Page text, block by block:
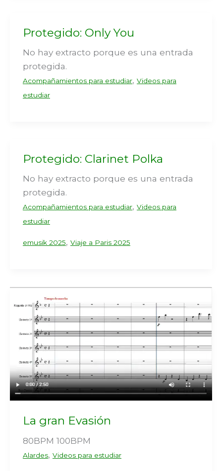
Protegido: Only You
No hay extracto porque es una entrada
protegida.
Acompañamientos para estudiar, Videos para
estudiar
Protegido: Clarinet Polka
No hay extracto porque es una entrada
protegida.
Acompañamientos para estudiar, Videos para
estudiar
emusik 2025, Viaje a Paris 2025
La gran Evasión
80BPM 100BPM
Alardes, Videos para estudiar